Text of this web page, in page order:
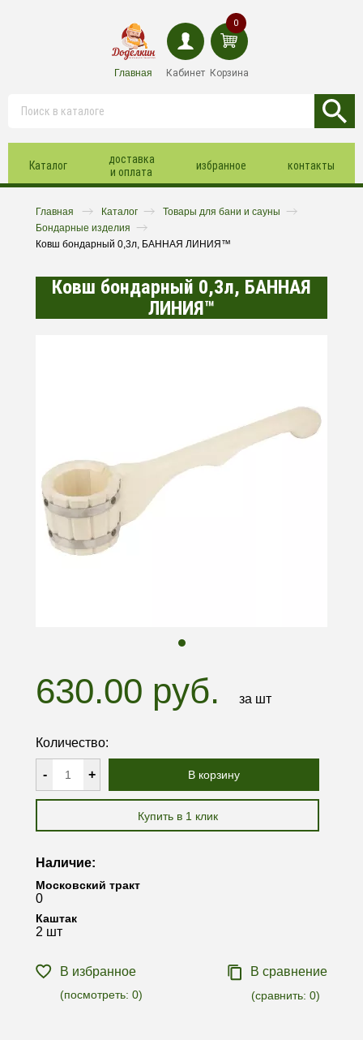
Главная Кабинет
0
Корзина
Каталог
доставка
и оплата
избранное контакты
Главная Каталог
Товары для бани и сауны
Бондарные изделия
Ковш бондарный 0,3л, БАННАЯ ЛИНИЯ™
Ковш бондарный 0,3л, БАННАЯ
ЛИНИЯ™
630.00 руб. за шт
Количество:
- + В корзину
Купить в 1 клик
Наличие:
Московский тракт
0
Каштак
2 шт
В избранное
(посмотреть: 0)
В сравнение
(сравнить: 0)